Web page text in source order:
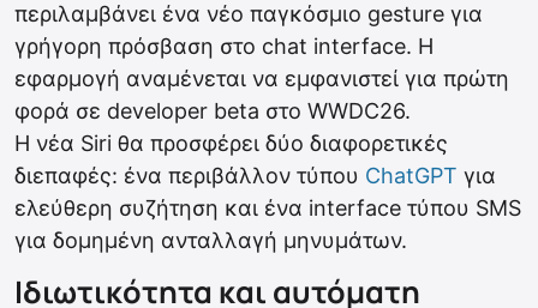
περιλαμβάνει ένα νέο παγκόσμιο gesture για
γρήγορη πρόσβαση στο chat interface. Η
εφαρμογή αναμένεται να εμφανιστεί για πρώτη
φορά σε developer beta στο WWDC26.
Η νέα Siri θα προσφέρει δύο διαφορετικές
διεπαφές: ένα περιβάλλον τύπου ChatGPT για
ελεύθερη συζήτηση και ένα interface τύπου SMS
για δομημένη ανταλλαγή μηνυμάτων.
Ιδιωτικότητα και αυτόματη